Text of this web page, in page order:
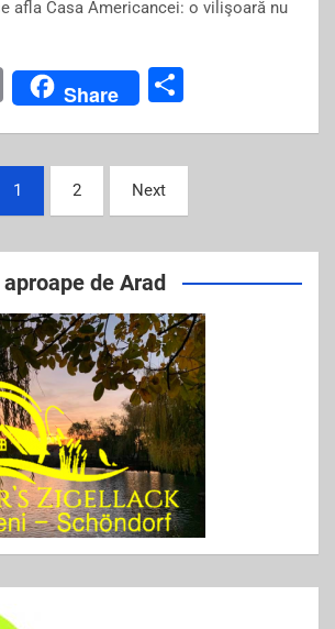
afla Casa Americancei: o vilişoară nu
E
m
ai
Share
ar
1 2 Next
de Arad